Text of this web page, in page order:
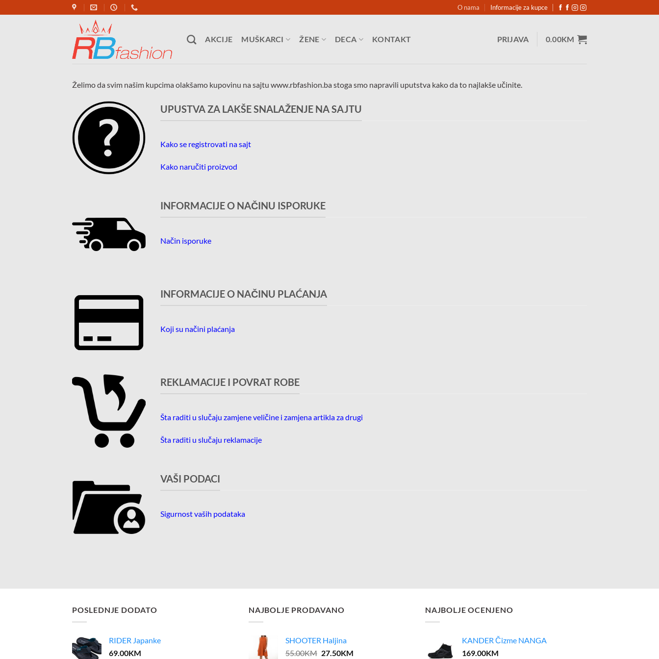
to
O nama Informacije za kupce
AKCIJE MUŠKARCI ŽENE DECA KONTAKT PRIJAVA 0.00KM
Želimo da svim našim kupcima olakšamo kupovinu na sajtu www.rbfashion.ba stoga smo napravili uputstva kako da to najlakše učinite.
UPUSTVA ZA LAKŠE SNALAŽENJE NA SAJTU
Kako se registrovati na sajt
Kako naručiti proizvod
INFORMACIJE O NAČINU ISPORUKE
Način isporuke
INFORMACIJE O NAČINU PLAĆANJA
Koji su načini plaćanja
REKLAMACIJE I POVRAT ROBE
Šta raditi u slučaju zamjene veličine i zamjena artikla za drugi
Šta raditi u slučaju reklamacije
VAŠI PODACI
Sigurnost vaših podataka
POSLEDNJE DODATO
RIDER Japanke
69.00KM
NAJBOLJE PRODAVANO
SHOOTER Haljina
55.00KM Original
27.50KMCurrent
NAJBOLJE OCENJENO
KANDER Čizme NANGA
169.00KM